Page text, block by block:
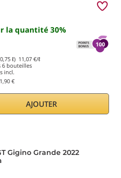
la quantité 30%
ℓ) 11,07 €/ℓ
6 bouteilles
incl.
€
AJOUTER
Gigino Grande 2022